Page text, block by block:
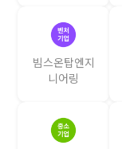
빔스온탑엔지
니어링